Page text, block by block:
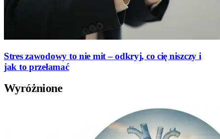
Stres zawodowy to nie mit – odkryj, co cię niszczy i
jak to przełamać
Wyróżnione